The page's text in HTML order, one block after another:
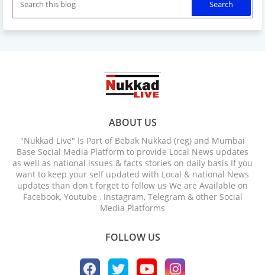
ABOUT US
"Nukkad Live" Is Part of Bebak Nukkad (reg) and Mumbai
Base Social Media Platform to provide Local News updates
as well as national issues & facts stories on daily basis If you
want to keep your self updated with Local & national News
updates than don't forget to follow us We are Available on
Facebook, Youtube , Instagram, Telegram & other Social
Media Platforms
FOLLOW US